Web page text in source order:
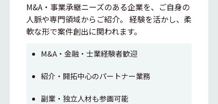
M&A・事業承継ニーズのある企業を、ご自身の
人脈や専門領域からご紹介。 経験を活かし、柔
軟な形で案件創出に関われます。
M&A・金融・士業経験者歓迎
紹介・開拓中心のパートナー業務
副業・独立人材も参画可能